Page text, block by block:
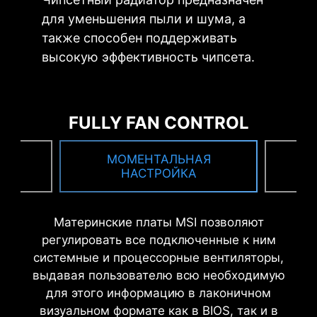
для уменьшения пыли и шума, а
также способен поддерживать
высокую эффективность чипсета.
FULLY FAN CONTROL
МОМЕНТАЛЬНАЯ
НАСТРОЙКА
Материнские платы MSI позволяют
регулировать все подключенные к ним
системные и процессорные вентиляторы,
выдавая пользователю всю необходимую
для этого информацию в лаконичном
визуальном формате как в BIOS, так и в
ПИТАНИЯ
Полностью цифровая система
питания позволяет с
максимальной точностью
регулировать напряжение
питания процессора.
8+4-контактных разъема для
полноценного питания
современных многоядерных
процессоров позволяют
обеспечить максимальную
надежность под высокими
BOOST
Продуманная разводка не
только помогает реализовать
поддержку многоядерных
процессоров, но и создает
идеальные условия для их